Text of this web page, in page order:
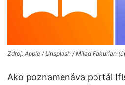
Zdroj: Apple / Unsplash / Milad Fakurian
Ako poznamenáva portál